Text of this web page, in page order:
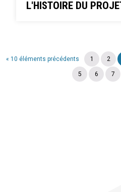
L'HISTOIRE DU
« 10 éléments précédents 1 2
5 6 7